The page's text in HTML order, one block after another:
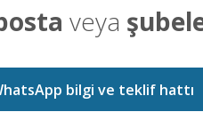
veya
bilgi ve teklif hattı